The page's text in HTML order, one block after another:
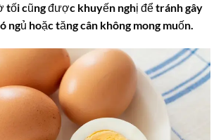
cũng được khuyến nghị để tránh gây
ngủ hoặc tăng cân không mong muốn.